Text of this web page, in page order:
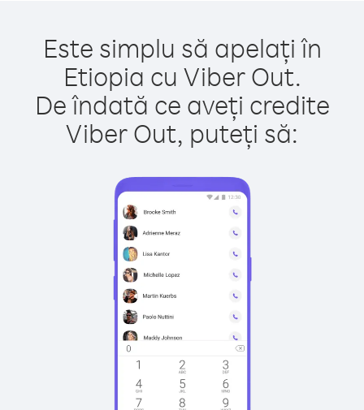
Este simplu să apelați în
Etiopia cu Viber Out.
De îndată ce aveți credite
Viber Out, puteți să: